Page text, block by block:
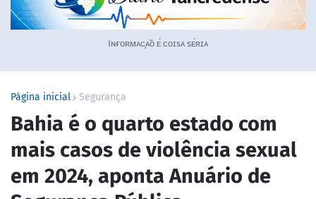
Iɴғᴏʀᴍᴀᴄ̧ᴀ̃ᴏ ᴇ́ ᴄᴏɪsᴀ sᴇ́ʀɪᴀ
Página inicial Segurança
Bahia é o quarto estado com
mais casos de violência sexual
em 2024, aponta Anuário de